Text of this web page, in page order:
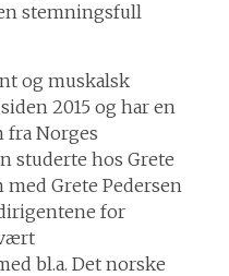
stemningsfull
og muskalsk
2015 og har en
fra Norges
studerte hos Grete
med Grete Pedersen
for
bl.a. Det norske